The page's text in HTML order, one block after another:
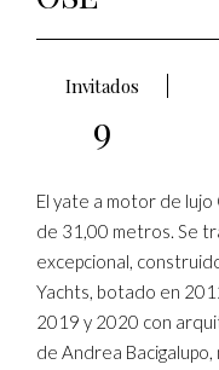
Invitados
9
El yate a motor de lujo
de 31,00 metros. Se
excepcional,
Yachts, botado en
2019 y 2020 con
de Andrea